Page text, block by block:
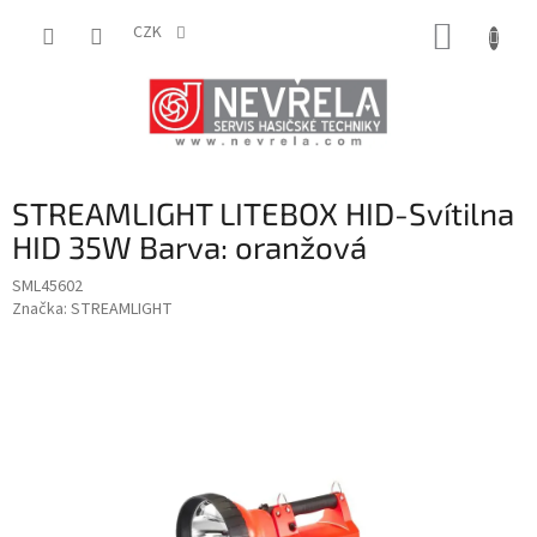
CZK
STREAMLIGHT LITEBOX HID-Svítilna
HID 35W Barva: oranžová
SML45602
Značka: STREAMLIGHT